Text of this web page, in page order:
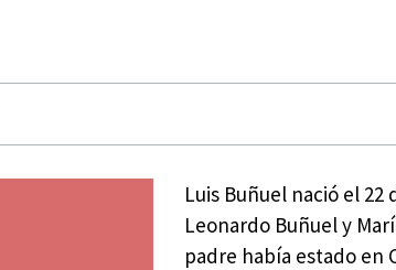
Luis Buñuel nació el
Leonardo Buñuel y
padre había estado en